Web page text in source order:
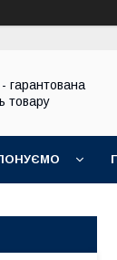
гарантована
товару